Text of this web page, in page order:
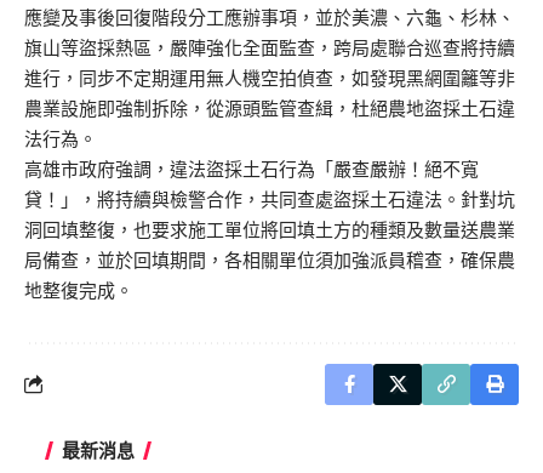
應變及事後回復階段分工應辦事項，並於美濃、六龜、杉林、
旗山等盜採熱區，嚴陣強化全面監查，跨局處聯合巡查將持續
進行，同步不定期運用無人機空拍偵查，如發現黑網圍籬等非
農業設施即強制拆除，從源頭監管查緝，杜絕農地盜採土石違
法行為。
高雄市政府強調，違法盜採土石行為「嚴查嚴辦！絕不寬
貸！」，將持續與檢警合作，共同查處盜採土石違法。針對坑
洞回填整復，也要求施工單位將回填土方的種類及數量送農業
局備查，並於回填期間，各相關單位須加強派員稽查，確保農
地整復完成。
最新消息